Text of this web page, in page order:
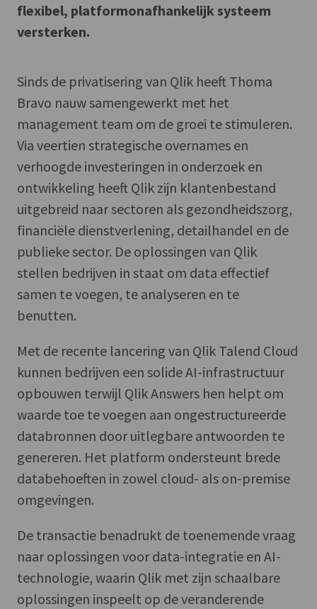
flexibel, platformonafhankelijk systeem
versterken.
Sinds de privatisering van Qlik heeft Thoma
Bravo nauw samengewerkt met het
management team om de groei te stimuleren.
Via veertien strategische overnames en
verhoogde investeringen in onderzoek en
ontwikkeling heeft Qlik zijn klantenbestand
uitgebreid naar sectoren als gezondheidszorg,
financiële dienstverlening, detailhandel en de
publieke sector. De oplossingen van Qlik
stellen bedrijven in staat om data effectief
samen te voegen, te analyseren en te
benutten.
Met de recente lancering van Qlik Talend Cloud
kunnen bedrijven een solide AI-infrastructuur
opbouwen terwijl Qlik Answers hen helpt om
waarde toe te voegen aan ongestructureerde
databronnen door uitlegbare antwoorden te
genereren. Het platform ondersteunt brede
databehoeften in zowel cloud- als on-premise
omgevingen.
De transactie benadrukt de toenemende vraag
naar oplossingen voor data-integratie en AI-
technologie, waarin Qlik met zijn schaalbare
oplossingen inspeelt op de veranderende